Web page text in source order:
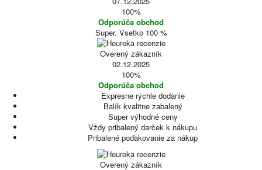
100%
Odporúča obchod
Super. Vsetko 100 %
Overený zákazník
02.12.2025
100%
Odporúča obchod
Expresne rýchle dodanie
Balík kvalitne zabalený
Super výhodné ceny
Vždy pribalený darček k nákupu
Pribalené poďakovanie za nákup
Overený zákazník